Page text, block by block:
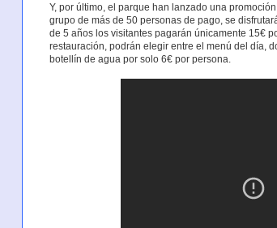
Y, por último, el parque han lanzado una
grupo de más de 50 personas de pago, se
de 5 años los visitantes pagarán únicamente 15€
restauración, podrán elegir entre el menú del día,
botellín de agua por solo 6€ por persona.